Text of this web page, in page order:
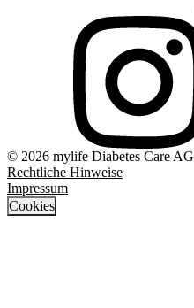
© 2026 mylife Diabetes Care AG
Rechtliche Hinweise
Impressum
Cookies